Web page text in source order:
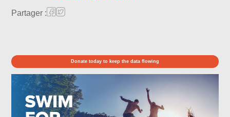
Partager :
Donate today to keep the data flowing